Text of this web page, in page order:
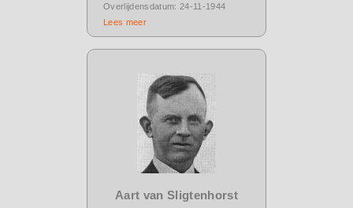
Overlijdensdatum: 24-11-1944
Lees meer
Aart van Sligtenhorst